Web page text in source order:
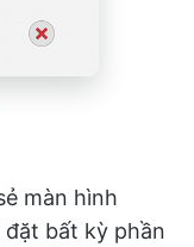
màn hình
đặt bất kỳ phần